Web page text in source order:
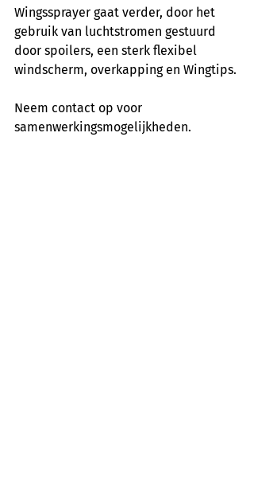
Wingssprayer gaat verder, door het
gebruik van luchtstromen gestuurd
door spoilers, een sterk flexibel
windscherm, overkapping en Wingtips.
Neem contact op voor
samenwerkingsmogelijkheden.